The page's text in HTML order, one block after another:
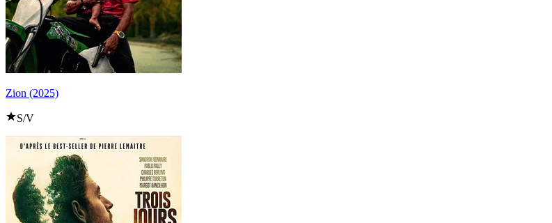
Zion (2025)
S/V